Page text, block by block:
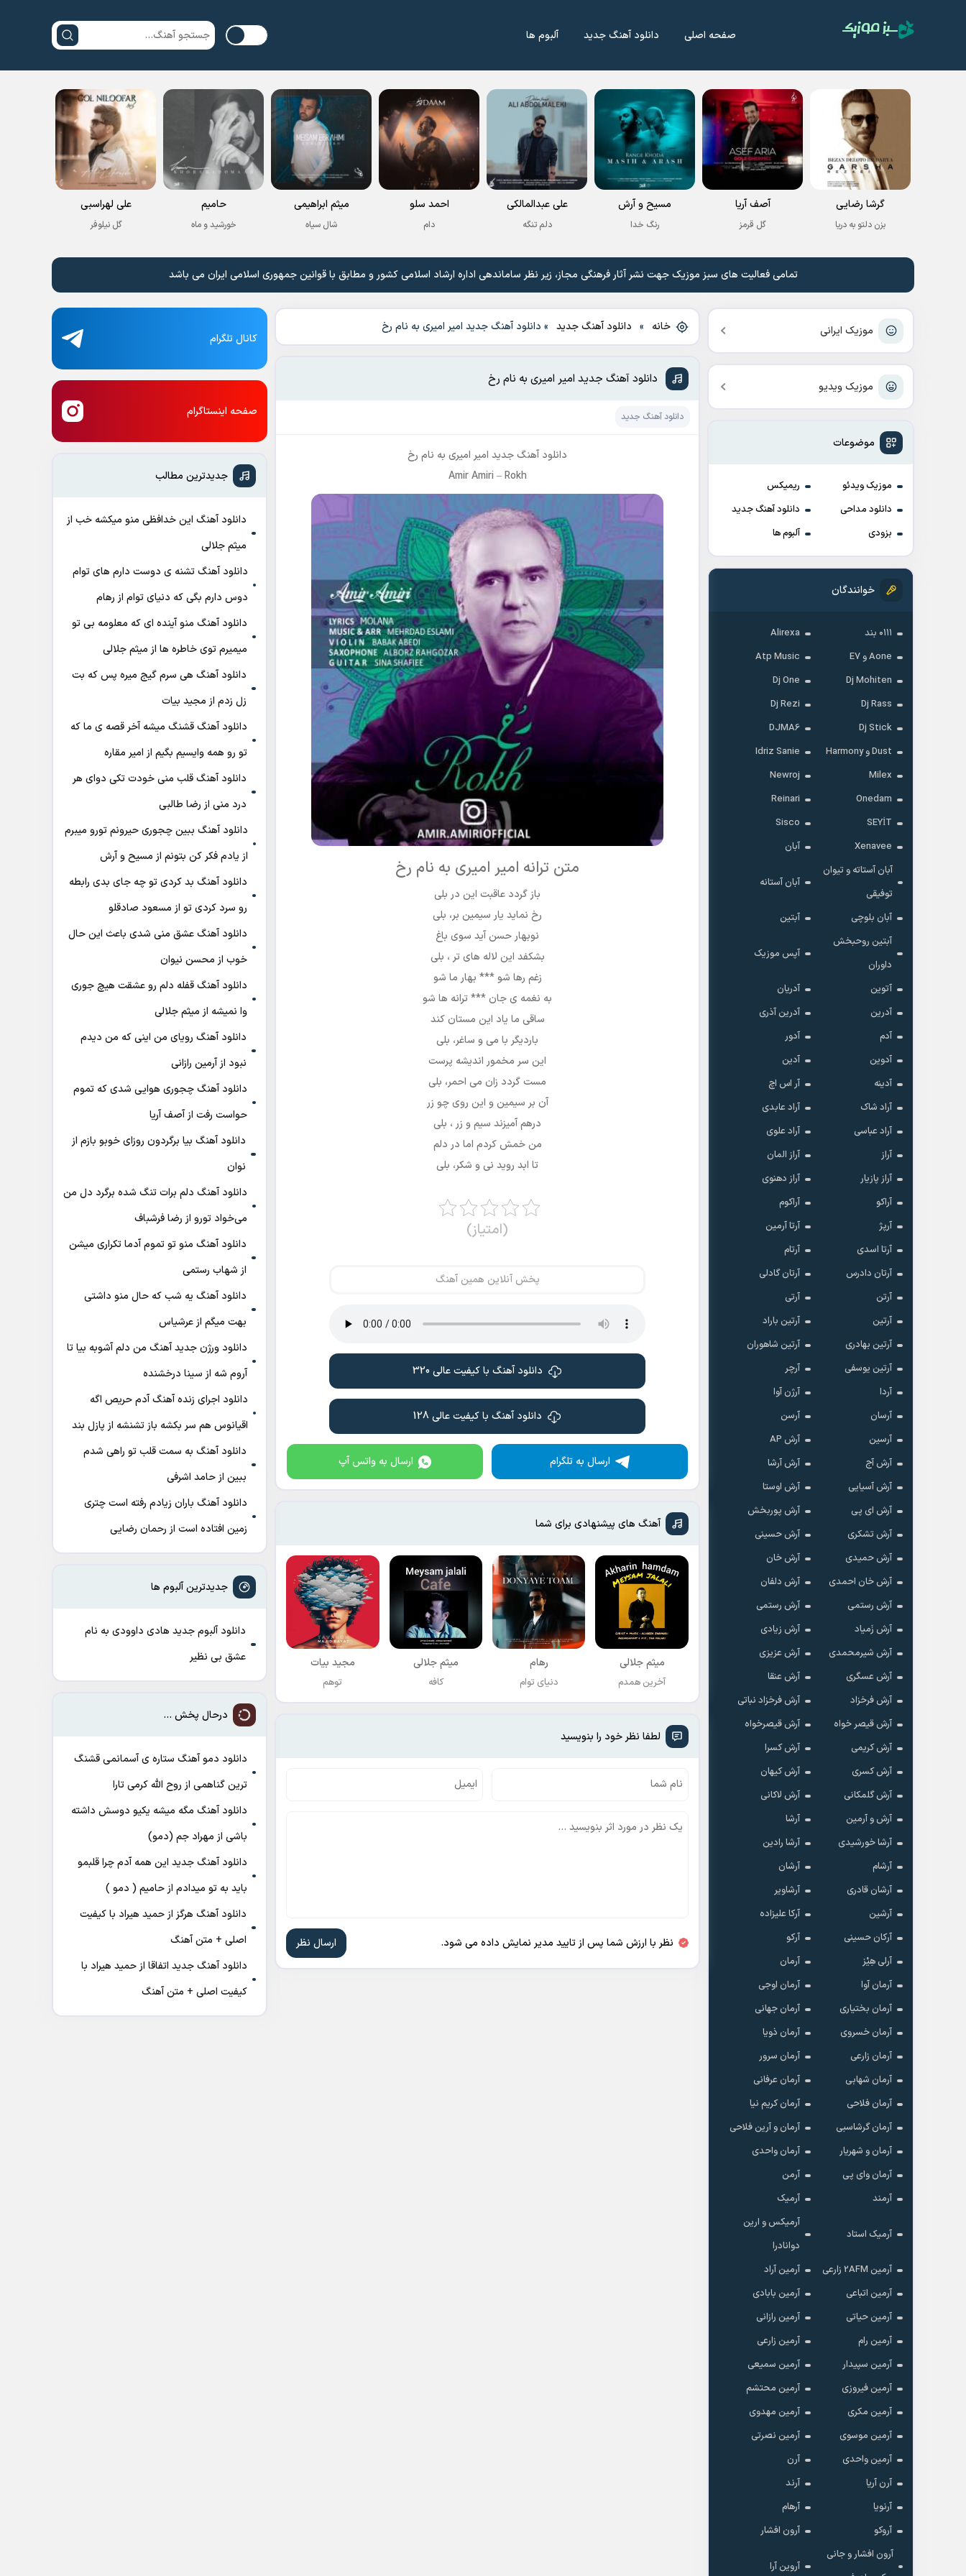
صفحه اصلی دانلود آهنگ جدید آلبوم ها
گرشا رضایی
بزن دلتو به دریا
آصف آریا
گل قرمز
مسیح و آرش
رنگ خدا
علی عبدالمالکی
دلم تنگه
احمد سلو
دام
میثم ابراهیمی
شال سیاه
حامیم
خورشید و ماه
علی لهراسبی
گل نیلوفر
تمامی فعالیت های سبز موزیک جهت نشر آثار فرهنگی مجاز، زیر نظر ساماندهی اداره ارشاد اسلامی کشور و مطابق با قوانین جمهوری اسلامی ایران می باشد
موزیک ایرانی
موزیک ویدیو
موضوعات
موزیک ویدئو
ریمیکس
دانلود مداحی
دانلود آهنگ جدید
بزودی
آلبوم ها
خوانندگان
۰۱۱۱ بند
Alirexa
Aone و E7
Atp Music
Dj Mohiten
Dj One
Dj Rass
Dj Rezi
Dj Stick
DJMA6
Dust و Harmony
Idriz Sanie
Milex
Newroj
Onedam
Reinari
SEYİT
Sisco
Xenavee
آبان
آبان آستاته و تیوان
توفیقی
آبان آستانه
آبان بلوچی
آبتین
آبتین روحبخش
داوران
آپس موزیک
آتوین
آدریان
آدرین
آدرین آذری
آدم
آدور
آدوین
آدین
آدینه
آر اس اچ
آراد شاک
آراد عابدی
آراد عباسی
آراد علوی
آراز
آراز المان
آراز پازیار
آراز دهنوی
آراکو
آراکوم
آرپژ
آرتا آرمین
آرتا اسدی
آرتام
آرتان دادرس
آرتان گادلی
آرتن
آرتی
آرتین
آرتین باراد
آرتین بهادری
آرتین شاهوران
آرتین یوسفی
آرچر
آردا
آرژن آوا
آرسان
آرسن
آرسین
آرش AP
آرش آج
آرش آرشا
آرش آسیایی
آرش اوستا
آرش ای پی
آرش پوربخش
آرش تشکری
آرش حسینی
آرش حمیدی
آرش خان
آرش خان احمدی
آرش دلفان
آرش رستمى
آرش رستمی
آرش زَمیاد
آرش زیادی
آرش شیرمحمدی
آرش عزیزی
آرش عسگری
آرش عنقا
آرش فرخزاد
آرش فرخزاد نباتی
آرش قیصر خواه
آرش قیصرخواه
آرش کریمی
آرش کسرا
آرش کسری
آرش کیهان
آرش گلمکانی
آرش لاکانی
آرش و آرمین
آرشا
آرشا خورشیدی
آرشا رادین
آرشام
آرشان
آرشان قادری
آرشاویر
آرشین
آرکا علیزاده
آرکان حسینی
آرکو
آرلی هِیْز
آرمان
آرمان آوا
آرمان اوجی
آرمان بختیاری
آرمان جهانی
آرمان خسروی
آرمان ذویا
آرمان زارعی
آرمان سرور
آرمان شهابی
آرمان عرفانی
آرمان فلاحی
آرمان کریم نیا
آرمان گرشاسبی
آرمان و آرین فلاحی
آرمان و شهریار
آرمان واحدی
آرمان وای پی
آرمن
آرمند
آرمیک
آرمیک استاد
آرمیکس و ارین
دوانادرا
آرمین 2AFM زارعی
آرمین آراد
آرمین اتباعی
آرمین بابادی
آرمین حیاتی
آرمین رازانی
آرمین رام
آرمین زارعی
آرمین سپیدار
آرمین سمیعی
آرمین فیروزی
آرمین محتشم
آرمین مکری
آرمین مهدوی
آرمین موسوی
آرمین نصرتی
آرمین واحدی
آرن
آرن آریا
آرند
آرنویا
آرهام
آروکو
آرون افشار
آرون افشار و جانی
آروین آرا
خانه » دانلود آهنگ جدید » دانلود آهنگ جدید امیر امیری به نام رخ
دانلود آهنگ جدید امیر امیری به نام رخ
دانلود آهنگ جدید
دانلود آهنگ جدید امیر امیری به نام رخ
Amir Amiri –Rokh
متن ترانه امیر امیری به نام رخ
باز گردد عاقبت این در بلی
رخ نماید یار سیمین بر، بلی
نوبهار حسن آید سوی باغ
بشکفد این لاله های تر ، بلی
زغم رها شو *** بهار ما شو
به نغمه ی جان *** ترانه ها شو
ساقی ما یاد این مستان کند
باردیگر با می و ساغر، بلی
این سر مخمور اندیشه پرست
مست گردد زان می احمر، بلی
آن بر سیمین و این روی چو زر
درهم آمیزند سیم و زر ، بلی
من خمش کردم اما در دلم
تا ابد روید نی و شکر، بلی
(امتیاز)
پخش آنلاین همین آهنگ
دانلود آهنگ با کیفیت عالی 320
دانلود آهنگ با کیفیت عالی 128
ارسال به تلگرام ارسال به واتس آپ
آهنگ های پیشنهادی برای شما
میثم جلالی
آخرین همدم
رهام
دنیای توام
میثم جلالی
کافه
مجید بیات
توهم
لطفا نظر خود را بنویسید
نظر با ارزش شما پس از تایید مدیر نمایش داده می شود.
کانال تلگرام
صفحه اینستاگرام
جدیدترین مطالب
دانلود آهنگ این خدافظی منو میکشه خب از
میثم جلالی
دانلود آهنگ تشنه ی دوست دارم های توام
دوس دارم بگی که دنیای توام از رهام
دانلود آهنگ منو آینده ای که معلومه بی تو
میمیرم توی خاطره ها از میثم جلالی
دانلود آهنگ هی سرم گیج میره‌ پس که بت
زل زدم از مجید بیات
دانلود آهنگ ﻗﺸﻨﮓ ﻣﻴﺸﻪ آﺧﺮ ﻗﺼﻪ ی ﻣﺎ ﻛﻪ
ﺗﻮ رو ﻫﻤﻪ واﻳﺴﻴﻢ ﺑﮕﻴﻢ از امیر مقاره
دانلود آهنگ قلب منی خودت تکی دوای هر
درد منی از رضا طالبی
دانلود آهنگ ببین چجوری حیرونم تورو میبرم
از یادم فکر کن بتونم از مسیح و آرش
دانلود آهنگ بد کردی تو چه جای بدی رابطه
رو سرد کردی تو از مسعود صادقلو
دانلود آهنگ عشق منی شدی باعث این حال
خوب از محسن نیوان
دانلود آهنگ قفله دلم رو عشقت هیچ جوری
وا نمیشه از میثم جلالی
دانلود آهنگ رویای من اینی که من دیدم
نبود از آرمین رازانی
دانلود آهنگ ﭼﺠﻮری ﻫﻮاﻳﻰ ﺷﺪی ﻛﻪ ﺗﻤﻮم
ﺣﻮاﺳﺖ رﻓﺖ از آصف آریا
دانلود آهنگ بیا برگردون روزای خوبو بازم از
نوان
دانلود آهنگ دلم برات تنگ شده برگرد دل من
می‌خواد تورو از رضا فرشباف
دانلود آهنگ منو تو تموم آدما تکراری میشن
از شهاب رستمی
دانلود آهنگ ﻳﻪ ﺷﺐ ﻛﻪ ﺣﺎل ﻣﻨﻮ داﺷﺘﻰ
ﺑﻬﺖ میگم از عرشیاس
دانلود ورژن جدید آهنگ من دلم آشوبه بیا تا
آروم شه از سینا درخشنده
دانلود اجرای زنده آهنگ آدم حریص اگه
اقیانوس هم سر بکشه باز تشنشه از پازل بند
دانلود آهنگ به سمت قلب تو راهی شدم
ببین از حامد اشرفی
دانلود آهنگ باران زیادم رفته است چتری
زمین افتاده است از رحمان رضایی
جدیدترین آلبوم ها
دانلود آلبوم جدید هادی داوودی به نام
عشق بی نظیر
درحال پخش ...
دانلود دمو آهنگ ﺳﺘﺎره ی آﺳﻤﺎﻧﻤﻰ ﻗﺸﻨﮓ
ﺗﺮﻳﻦ ﮔﻨﺎﻫﻤﻰ از روح الله کرمی تارا
دانلود آهنگ مگه میشه یکیو دوسش داشته
باشی از مهراد جم (دمو)
دانلود آهنگ جدید این همه آدم چرا قلبمو
باید به تو میدادم از حامیم ( دمو )
دانلود آهنگ هرگز از حمید هیراد با کیفیت
اصلی + متن آهنگ
دانلود آهنگ جدید اتفاقا از حمید هیراد با
کیفیت اصلی + متن آهنگ